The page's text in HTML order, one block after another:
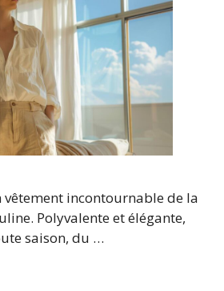
vêtement incontournable de la
Polyvalente et élégante,
saison, du …